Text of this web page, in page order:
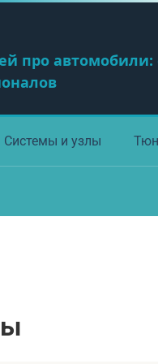
про автомобили:
Системы и узлы